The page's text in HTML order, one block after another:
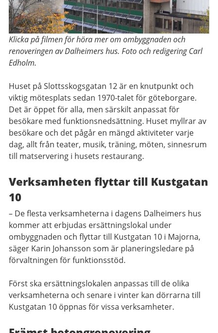
Klicka på filmen för höra mer om ombyggnaden och
renoveringen av Dalheimers hus. Foto och redigering Carl
Edholm.
Huset på Slottsskogsgatan 12 är en knutpunkt och
viktig mötesplats sedan 1970-talet för göteborgare.
Det är öppet för alla, men särskilt anpassat för
besökare med funktionsnedsättning. Huset myllrar av
besökare och det pågår en mängd aktiviteter varje
dag, allt från teater, musik, träning, möten, sinnesrum
till matservering i husets restaurang.
Verksamheten flyttar till Kustgatan
10
– De flesta verksamheterna i dagens Dalheimers hus
kommer att erbjudas ersättningslokal under
ombyggnaden och flyttar till Kustgatan 10 i Majorna,
säger Karin Johansson som är planeringsledare på
förvaltningen för funktionsstöd.
Först ska ersättningslokalen anpassas till de olika
verksamheterna och senare i vinter kan dörrarna till
Kustgatan 10 öppnas för vissa verksamheter.